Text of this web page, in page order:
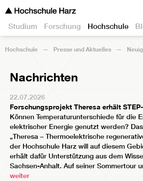
Studium Forschung Hochschule
Hochschule Presse und Aktuelles
Nachrichten
22.07.2026
Forschungsprojekt Theresa erhält
Können Temperaturunterschiede für die
elektrischer Energie genutzt werden?
„Theresa – Thermoelektrische
der Hochschule Harz will auf diesem
erhält dafür Unterstützung aus dem
Sachsen-Anhalt. Auf seiner Sommertour
weiter